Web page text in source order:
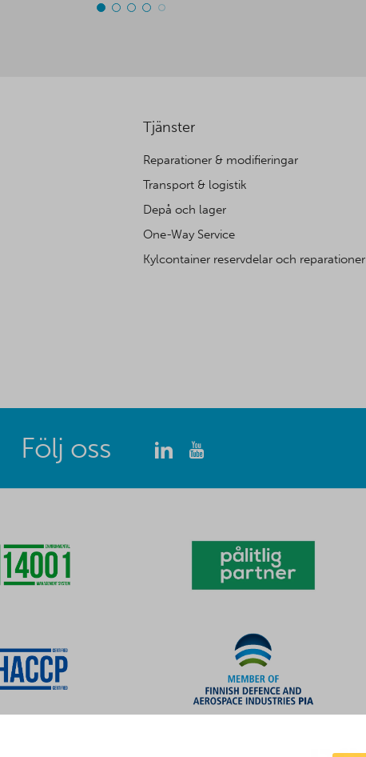
Tjänster
Reparationer & modifieringar
Transport & logistik
Depå och lager
One-Way Service
Kylcontainer reservdelar och reparationer
Följ oss